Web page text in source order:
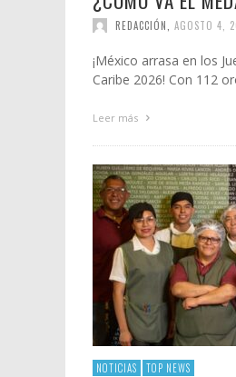
REDACCIÓN AGOSTO 4,
¡México arrasa en los
Caribe 2026! Con 112
Leer más
NOTICIAS TOP NEWS